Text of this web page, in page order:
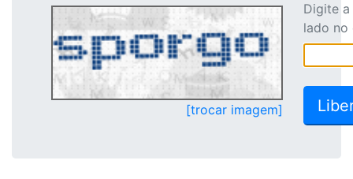
[trocar imagem]
Digite
lado no